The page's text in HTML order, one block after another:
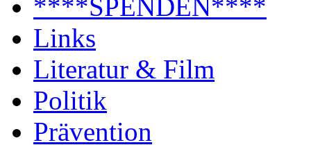
****SPENDEN****
Links
Literatur & Film
Politik
Prävention